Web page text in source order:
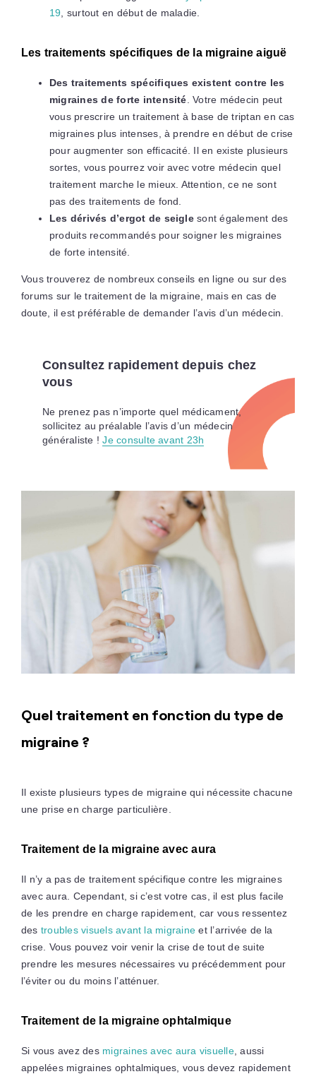
19 , surtout en début de maladie.
Les traitements spécifiques de la migraine aiguë
Des traitements spécifiques existent contre les
migraines de forte intensité . Votre médecin peut
vous prescrire un traitement à base de triptan en cas
migraines plus intenses, à prendre en début de crise
pour augmenter son efficacité. Il en existe plusieurs
sortes, vous pourrez voir avec votre médecin quel
traitement marche le mieux. Attention, ce ne sont
pas des traitements de fond.
Les dérivés d’ergot de seiglesont également des
produits recommandés pour soigner les migraines
de forte intensité.
Vous trouverez de nombreux conseils en ligne ou sur des
forums sur le traitement de la migraine, mais en cas de
doute, il est préférable de demander l’avis d’un médecin.
Consultez rapidement depuis chez
vous
Ne prenez pas n’importe quel médicament,
sollicitez au préalable l’avis d’un médecin
généraliste !Je consulte avant 23h
Quel traitement en fonction du type de
migraine ?
Il existe plusieurs types de migraine qui nécessite chacune
une prise en charge particulière.
Traitement de la migraine avec aura
Il n’y a pas de traitement spécifique contre les migraines
avec aura. Cependant, si c’est votre cas, il est plus facile
de les prendre en charge rapidement, car vous ressentez
des troubles visuels avant la migraine et l’arrivée de la
crise. Vous pouvez voir venir la crise de tout de suite
prendre les mesures nécessaires vu précédemment pour
l’éviter ou du moins l’atténuer.
Traitement de la migraine ophtalmique
Si vous avez des migraines avec aura visuelle, aussi
appelées migraines ophtalmiques, vous devez rapidement